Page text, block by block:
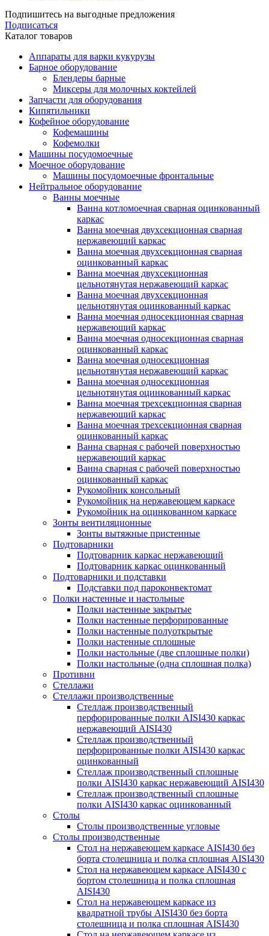
Подпишитесь на выгодные предложения
Подписаться
Каталог товаров
Аппараты для варки кукурузы
Барное оборудование
Блендеры барные
Миксеры для молочных коктейлей
Запчасти для оборудования
Кипятильники
Кофейное оборудование
Кофемашины
Кофемолки
Машины посудомоечные
Моечное оборудование
Машины посудомоечные фронтальные
Нейтральное оборудование
Ванны моечные
Ванна котломоечная сварная оцинкованный
каркас
Ванна моечная двухсекционная сварная
нержавеющий каркас
Ванна моечная двухсекционная сварная
оцинкованный каркас
Ванна моечная двухсекционная
цельнотянутая нержавеющий каркас
Ванна моечная двухсекционная
цельнотянутая оцинкованный каркас
Ванна моечная односекционная сварная
нержавеющий каркас
Ванна моечная односекционная сварная
оцинкованный каркас
Ванна моечная односекционная
цельнотянутая нержавеющий каркас
Ванна моечная односекционная
цельнотянутая оцинкованный каркас
Ванна моечная трехсекционная сварная
нержавеющий каркас
Ванна моечная трехсекционная сварная
оцинкованный каркас
Ванна сварная с рабочей поверхностью
нержавеющий каркас
Ванна сварная с рабочей поверхностью
оцинкованный каркас
Рукомойник консольный
Рукомойник на нержавеющем каркасе
Рукомойник на оцинкованном каркасе
Зонты вентиляционные
Зонты вытяжные пристенные
Подтоварники
Подтоварник каркас нержавеющий
Подтоварник каркас оцинкованный
Подтоварники и подставки
Подставки под пароконвектомат
Полки настенные и настольные
Полки настенные закрытые
Полки настенные перфорированные
Полки настенные полуоткрытые
Полки настенные сплошные
Полки настольные (две сплошные полки)
Полки настольные (одна сплошная полка)
Противни
Стеллажи
Стеллажи производственные
Стеллаж производственный
перфорированные полки AISI430 каркас
нержавеющий AISI430
Стеллаж производственный
перфорированные полки AISI430 каркас
оцинкованный
Стеллаж производственный сплошные
полки AISI430 каркас нержавеющий AISI430
Стеллаж производственный сплошные
полки AISI430 каркас оцинкованный
Столы
Столы производственные угловые
Столы производственные
Стол на нержавеющем каркасе AISI430 без
борта столешница и полка сплошная AISI430
Стол на нержавеющем каркасе AISI430 с
бортом столешница и полка сплошная
AISI430
Стол на нержавеющем каркасе из
квадратной трубы AISI430 без борта
столешница и полка сплошная AISI430